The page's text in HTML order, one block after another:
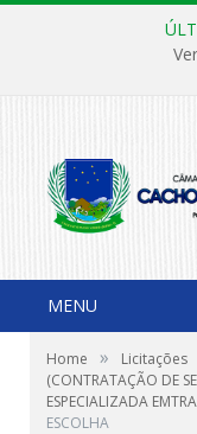
MENU
Home » Licitações
(CONTRATAÇÃO DE
ESPECIALIZADA
ESCOLHA